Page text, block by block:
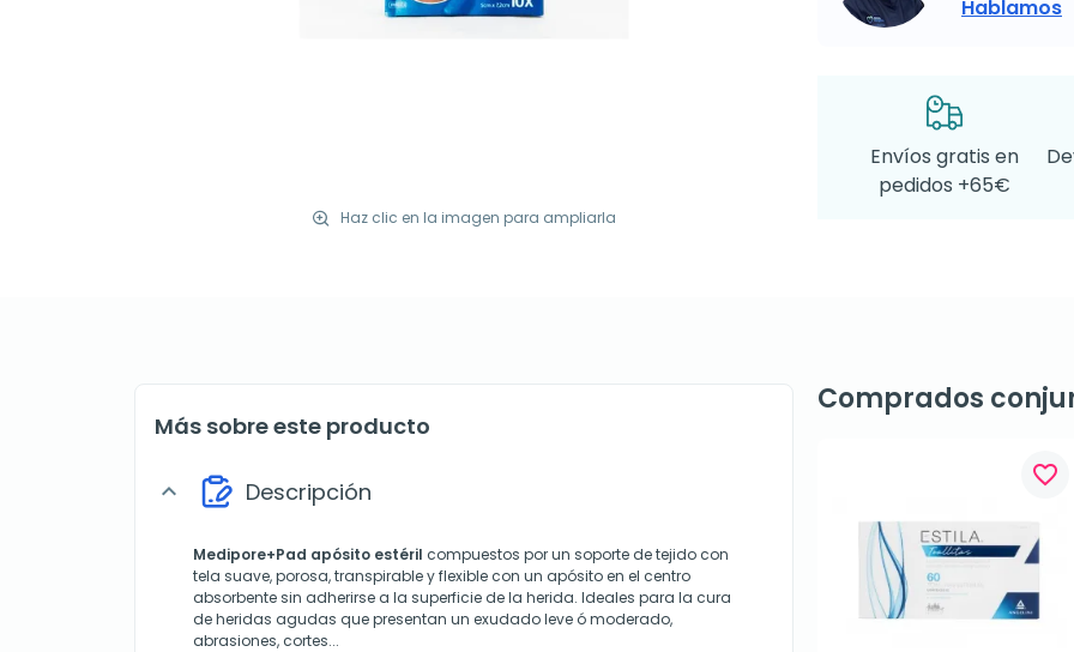
Haz clic en la imagen para ampliarla
Hablamos
Envíos gratis en
pedidos +65€
Más sobre este producto
expand_more Descripción
Medipore+Pad apósito estéril compuestos por un soporte de tejido con
tela suave, porosa, transpirable y flexible con un apósito en el centro
absorbente sin adherirse a la superficie de la herida. Ideales para la cura
de heridas agudas que presentan un exudado leve ó moderado,
abrasiones, cortes...
Comprados
favorite_border